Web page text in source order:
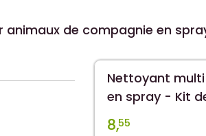
de compagnie en
Nettoyant
en spray - Kit
8,55